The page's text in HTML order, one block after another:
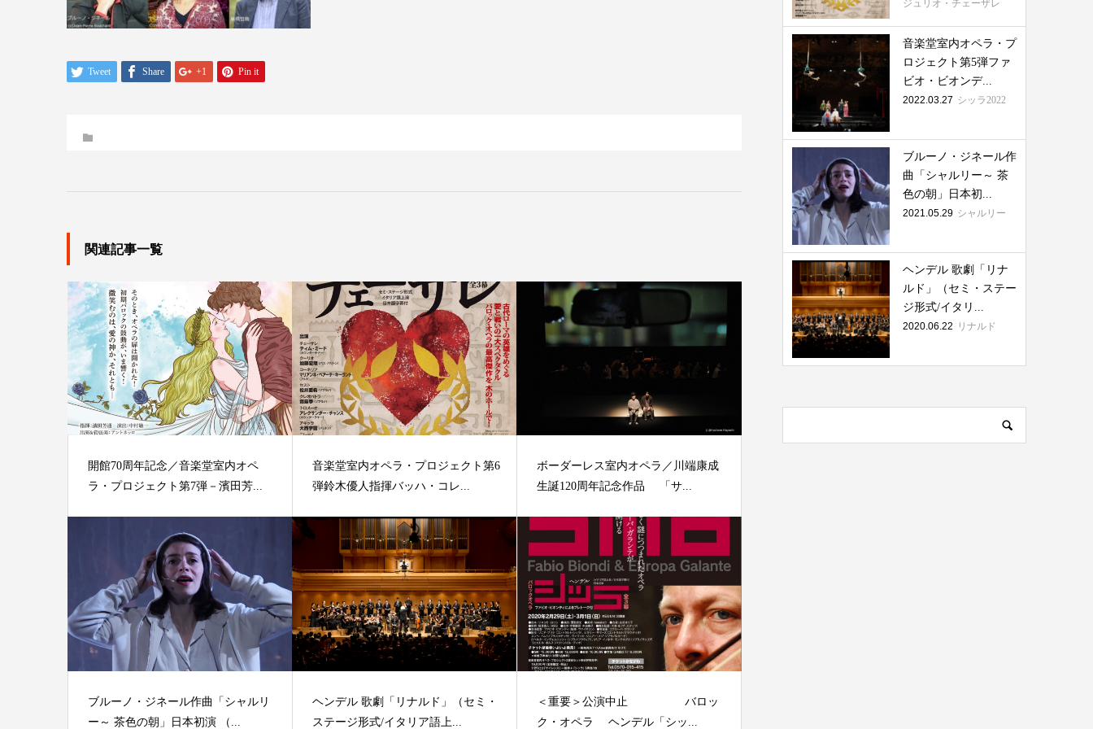
Tweet Share +1 Pin it
関連記事一覧
開館70周年記念／音楽堂室内オペ
ラ・プロジェクト第7弾－濱田芳...
音楽堂室内オペラ・プロジェクト第6
弾鈴木優人指揮バッハ・コレ...
ボーダーレス室内オペラ／川端康成
生誕120周年記念作品 「サ...
ブルーノ・ジネール作曲「シャルリ
ー～ 茶色の朝」日本初演 （...
ヘンデル 歌劇「リナルド」（セミ・
ステージ形式/イタリア語上...
＜重要＞公演中止 バロッ
ク・オペラ ヘンデル「シッ...
ジュリオ・チェーザレ
音楽堂室内オペラ・プ
ロジェクト第5弾ファ
ビオ・ビオンデ...
2022.03.27 シッラ2022
ブルーノ・ジネール作
曲「シャルリー～ 茶
色の朝」日本初...
2021.05.29 シャルリー
ヘンデル 歌劇「リナ
ルド」（セミ・ステー
ジ形式/イタリ...
2020.06.22 リナルド